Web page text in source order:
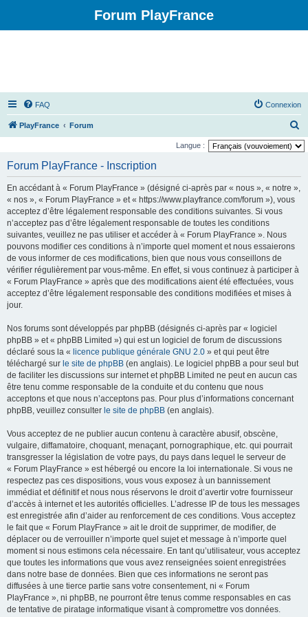
Forum PlayFrance
FAQ Connexion
PlayFrance Forum
e
Langue :
Forum PlayFrance - Inscription
En accédant à « Forum PlayFrance » (désigné ci-après par « nous », « notre »,
« nos », « Forum PlayFrance » et « https://www.playfrance.com/forum »), vous
acceptez d’être légalement responsable des conditions suivantes. Si vous
n’acceptez pas d’être légalement responsable de toutes les conditions
suivantes, veuillez ne pas utiliser et accéder à « Forum PlayFrance ». Nous
pouvons modifier ces conditions à n’importe quel moment et nous essaierons
de vous informer de ces modifications, bien que nous vous conseillons de
vérifier régulièrement par vous-même. En effet, si vous continuez à participer à
« Forum PlayFrance » après que des modifications aient été effectuées, vous
acceptez d’être légalement responsable des conditions modifiées et mises à
jour.
Nos forums sont développés par phpBB (désignés ci-après par « logiciel
phpBB » et « phpBB Limited ») qui est un logiciel de forum de discussions
déclaré sous la « licence publique générale GNU 2.0 » et qui peut être
téléchargé sur le site de phpBB (en anglais). Le logiciel phpBB a pour seul but
de faciliter les discussions sur internet et phpBB Limited ne peut en aucun cas
être tenu comme responsable de la conduite et du contenu que nous
acceptons et que nous n’acceptons pas. Pour plus d’informations concernant
phpBB, veuillez consulter le site de phpBB (en anglais).
Vous acceptez de ne publier aucun contenu à caractère abusif, obscène,
vulgaire, diffamatoire, choquant, menaçant, pornographique, etc. qui pourrait
transgresser la législation de votre pays, du pays dans lequel le serveur de
« Forum PlayFrance » est hébergé ou encore la loi internationale. Si vous ne
respectez pas ces dispositions, vous vous exposez à un bannissement
immédiat et définitif et nous nous réservons le droit d’avertir votre fournisseur
d’accès à internet et les autorités officielles. L’adresse IP de tous les messages
est enregistrée afin d’aider au renforcement de ces conditions. Vous acceptez
le fait que « Forum PlayFrance » ait le droit de supprimer, de modifier, de
déplacer ou de verrouiller n’importe quel sujet et message à n’importe quel
moment si nous estimons cela nécessaire. En tant qu’utilisateur, vous acceptez
que toutes les informations que vous avez renseignées soient enregistrées
dans notre base de données. Bien que ces informations ne seront pas
diffusées à une tierce partie sans votre consentement, ni « Forum
PlayFrance », ni phpBB, ne pourront être tenus comme responsables en cas
de tentative de piratage informatique visant à compromettre vos données.